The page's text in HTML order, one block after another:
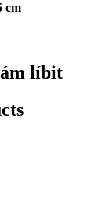
cm
líbit